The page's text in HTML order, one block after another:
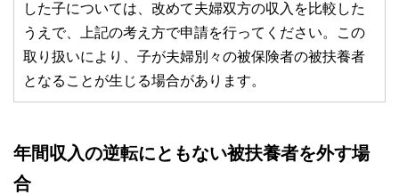
した子については、改めて夫婦双方の収入を比較した
うえで、上記の考え方で申請を行ってください。この
取り扱いにより、子が夫婦別々の被保険者の被扶養者
となることが生じる場合があります。
年間収入の逆転にともない被扶養者を外す場
合